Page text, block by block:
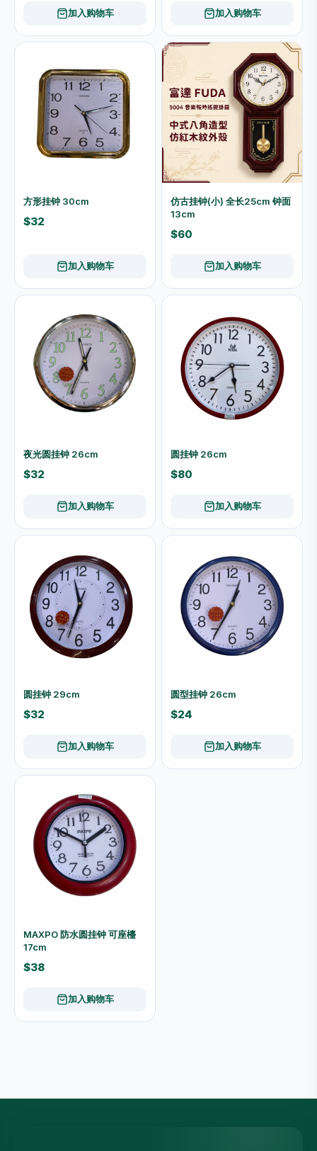
加入购物车 加入购物车
方形挂钟 30cm
$32
加入购物车
仿古挂钟(小) 全长25cm 钟面
13cm
$60
加入购物车
夜光圆挂钟 26cm
$32
加入购物车
圆挂钟 26cm
$80
加入购物车
圆挂钟 29cm
$32
加入购物车
圆型挂钟 26cm
$24
加入购物车
MAXPO 防水圆挂钟 可座檯
17cm
$38
加入购物车